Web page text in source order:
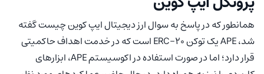
همانطور که در پاسخ به سوال ارز دیجیتال ایپ کوین چیست گفته
شد، APE یک توکن ERC-20 است که در خدمت اهداف حاکمیتی
قرار دارد؛ اما در صورت استفاده در اکوسیستم APE، ابزارهای